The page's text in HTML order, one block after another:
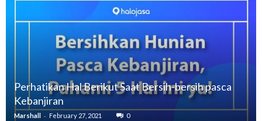
Perhatikan Hal Berikut Saat Bersih-bersih pasca
Kebanjiran
Marshall - February 27, 2021 0